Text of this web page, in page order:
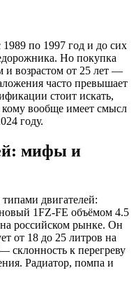
по 1997 год и до сих
Но покупка
возрастом от 25 лет —
часто превышает
стоит искать,
вообще имеет смысл
году.
мифы и
двигателей:
1FZ-FE объёмом 4.5
российском рынке. Он
от 18 до 25 литров на
склонность к перегреву
Радиатор, помпа и